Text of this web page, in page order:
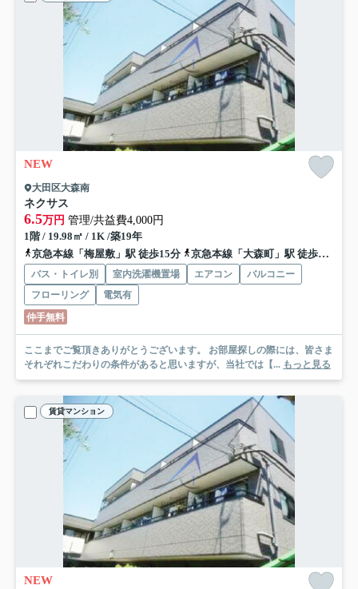
NEW
大田区大森南
ネクサス
6.5万円 管理/共益費4,000円
1階 / 19.98㎡ / 1K /築19年
京急本線「梅屋敷」駅 徒歩15分
京急本線「大森町」駅 徒歩15分
バス・トイレ別 室内洗濯機置場 エアコン
バルコニー
フローリング
電気有
仲手無料
ここまでご覧頂きありがとうございます。 お部屋探しの際には、皆さま
それぞれこだわりの条件があると思いますが、当社では【... もっと見る
賃貸マンション
NEW